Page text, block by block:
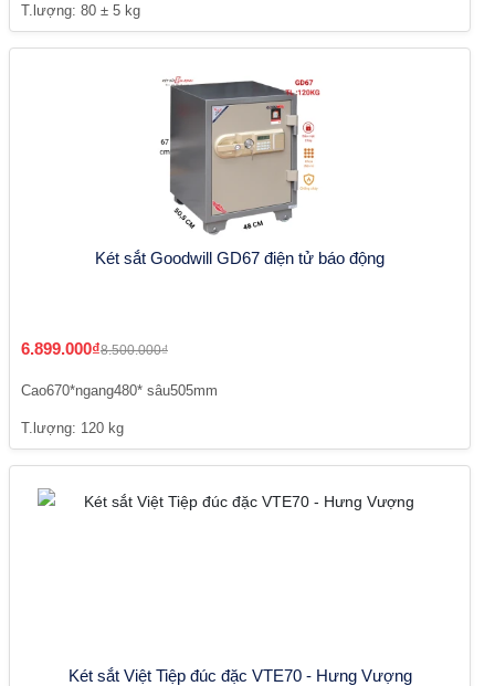
T.lượng: 80 ± 5 kg
Két sắt Goodwill GD67 điện tử báo động
6.899.000₫8.500.000₫
Cao670*ngang480* sâu505mm
T.lượng: 120 kg
Két sắt Việt Tiệp đúc đặc VTE70 - Hưng Vượng